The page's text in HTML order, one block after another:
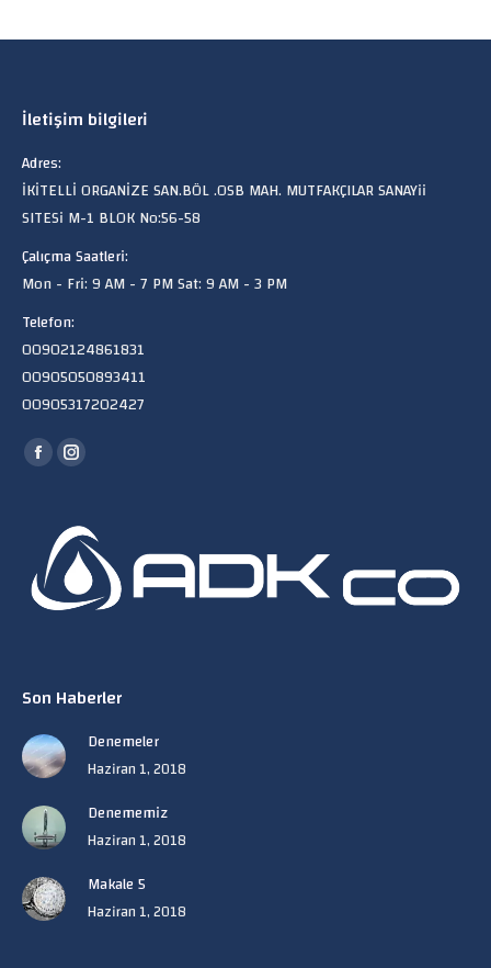
İletişim bilgileri
Adres:
İKİTELLİ ORGANİZE SAN.BÖL .OSB MAH. MUTFAKÇILAR SANAYii
SITESi M-1 BLOK No:56-58
Çalıçma Saatleri:
Mon - Fri: 9 AM - 7 PM Sat: 9 AM - 3 PM
Telefon:
00902124861831
00905050893411
00905317202427
Find us on:
Facebook
opens
in
new
window
Instagram
opens
in
new
window
Son Haberler
Denemeler
Haziran 1, 2018
Denememiz
Haziran 1, 2018
Makale 5
Haziran 1, 2018